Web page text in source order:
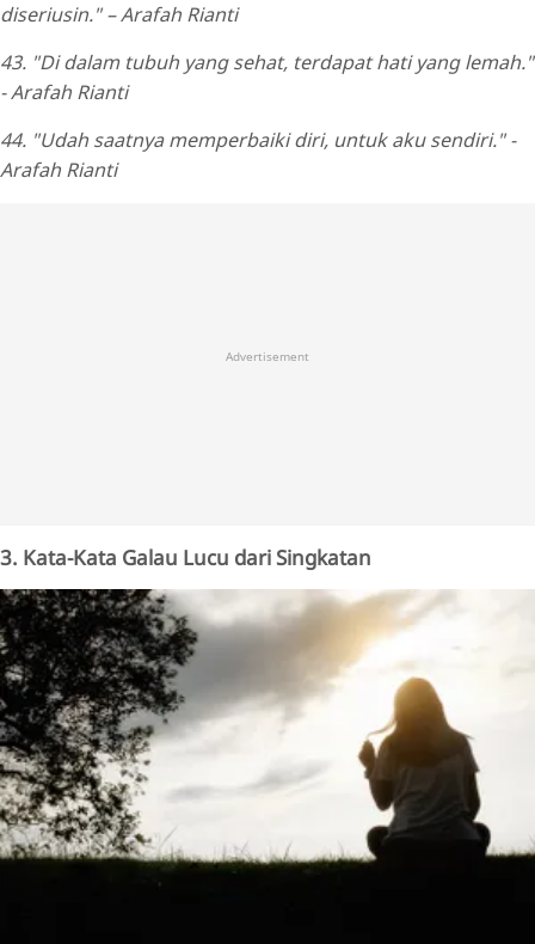
diseriusin." – Arafah Rianti
43. "Di dalam tubuh yang sehat, terdapat hati yang lemah."
- Arafah Rianti
44. "Udah saatnya memperbaiki diri, untuk aku sendiri." -
Arafah Rianti
Advertisement
3. Kata-Kata Galau Lucu dari Singkatan